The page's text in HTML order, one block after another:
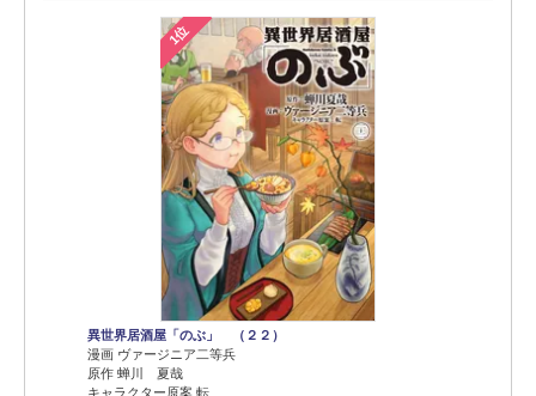
1位
異世界居酒屋「のぶ」 （２２）
漫画 ヴァージニア二等兵
原作 蝉川 夏哉
キャラクター原案 転